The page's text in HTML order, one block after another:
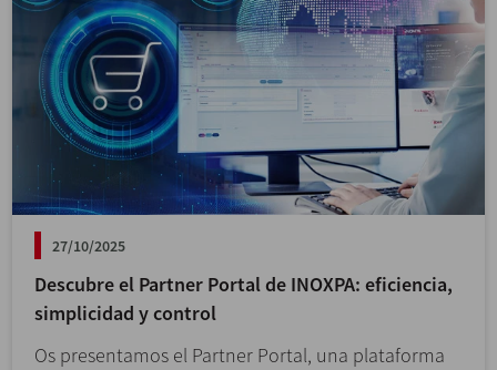
27/10/2025
Descubre el Partner Portal de INOXPA: eficiencia,
simplicidad y control
Os presentamos el Partner Portal, una plataforma